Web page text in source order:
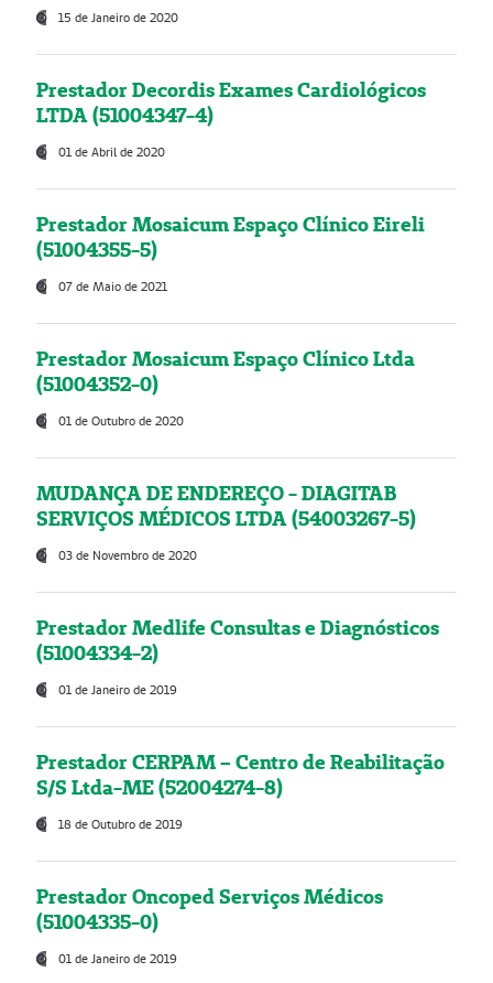
15 de Janeiro de 2020
Prestador Decordis Exames Cardiológicos
LTDA (51004347-4)
01 de Abril de 2020
Prestador Mosaicum Espaço Clínico Eireli
(51004355-5)
07 de Maio de 2021
Prestador Mosaicum Espaço Clínico Ltda
(51004352-0)
01 de Outubro de 2020
MUDANÇA DE ENDEREÇO - DIAGITAB
SERVIÇOS MÉDICOS LTDA (54003267-5)
03 de Novembro de 2020
Prestador Medlife Consultas e Diagnósticos
(51004334-2)
01 de Janeiro de 2019
Prestador CERPAM – Centro de Reabilitação
S/S Ltda-ME (52004274-8)
18 de Outubro de 2019
Prestador Oncoped Serviços Médicos
(51004335-0)
01 de Janeiro de 2019